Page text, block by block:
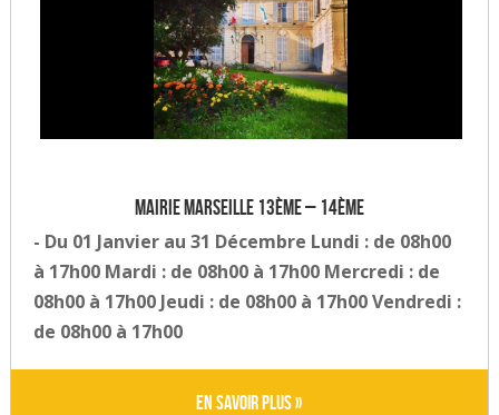
Mairie Marseille 13ème – 14ème
- Du 01 Janvier au 31 Décembre Lundi : de 08h00
à 17h00 Mardi : de 08h00 à 17h00 Mercredi : de
08h00 à 17h00 Jeudi : de 08h00 à 17h00 Vendredi :
de 08h00 à 17h00
En savoir plus »